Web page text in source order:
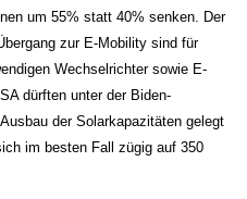
um 55% statt 40% senken. Der
zur E-Mobility sind für
Wechselrichter sowie E-
dürften unter der Biden-
der Solarkapazitäten gelegt
im besten Fall zügig auf 350